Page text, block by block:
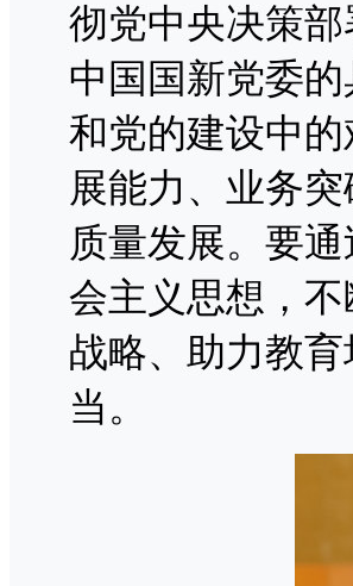
彻党中央决策
中国国新党委
和党的建设中
展能力、业务
质量发展。要
会主义思想，
战略、助力教
当。